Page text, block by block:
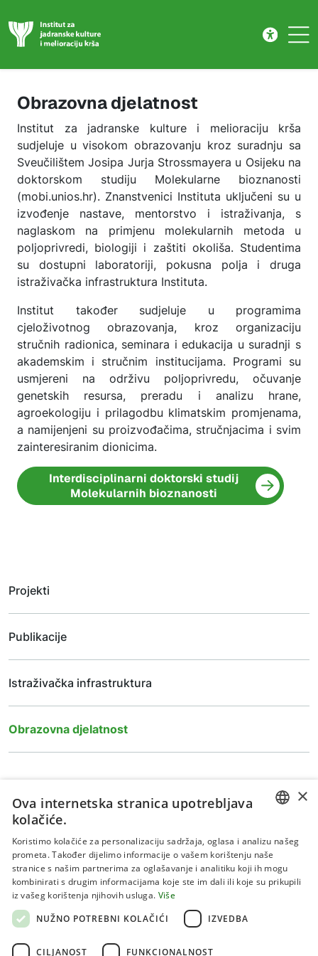
Projekti
Publikacije
Istraživačka infrastruktura
Obrazovna djelatnost
Obrazovna djelatnost
Institut za jadranske kulture i melioraciju krša
sudjeluje u visokom obrazovanju kroz suradnju sa
Sveučilištem Josipa Jurja Strossmayera u Osijeku na
doktorskom studiju Molekularne bioznanosti
(mobi.unios.hr). Znanstvenici Instituta uključeni su u
izvođenje nastave, mentorstvo i istraživanja, s
naglaskom na primjenu molekularnih metoda u
poljoprivredi, biologiji i zaštiti okoliša. Studentima
su dostupni laboratoriji, pokusna polja i druga
istraživačka infrastruktura Instituta.
Institut također sudjeluje u programima
cjeloživotnog obrazovanja, kroz organizaciju
stručnih radionica, seminara i edukacija u suradnji s
akademskim i stručnim institucijama. Programi su
usmjereni na održivu poljoprivredu, očuvanje
genetskih resursa, preradu i analizu hrane,
agroekologiju i prilagodbu klimatskim promjenama,
a namijenjeni su proizvođačima, stručnjacima i svim
zainteresiranim dionicima.
Interdisciplinarni doktorski studij
Molekularnih bioznanosti
Uvjeti korištenja
Politika privatnosti
Kolačići
ENGLISH
×
Ova internetska stranica upotrebljava
kolačiće.
Koristimo kolačiće za personalizaciju sadržaja, oglasa i analizu našeg
prometa. Također dijelimo informacije o vašem korištenju naše
stranice s našim partnerima za oglašavanje i analitiku koji ih mogu
kombinirati s drugim informacijama koje ste im dali ili koje su prikupili
iz vašeg korištenja njihovih usluga. Više
NUŽNO POTREBNI KOLAČIĆI
IZVEDBA
CILJANOST FUNKCIONALNOST